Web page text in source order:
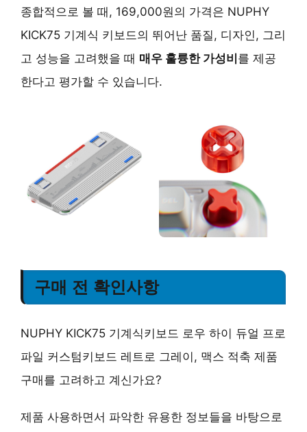
종합적으로 볼 때, 169,000원의 가격은 NUPHY
KICK75 기계식 키보드의 뛰어난 품질, 디자인, 그리
고 성능을 고려했을 때 매우 훌륭한 가성비를 제공
한다고 평가할 수 있습니다.
구매 전 확인사항
NUPHY KICK75 기계식키보드 로우 하이 듀얼 프로
파일 커스텀키보드 레트로 그레이, 맥스 적축 제품
구매를 고려하고 계신가요?
제품 사용하면서 파악한 유용한 정보들을 바탕으로